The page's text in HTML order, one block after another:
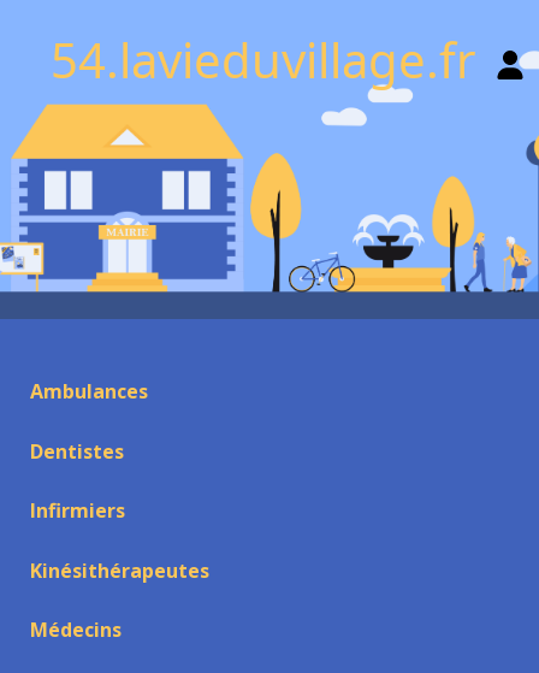
54.lavieduvillage.fr
Ambulances
Dentistes
Infirmiers
Kinésithérapeutes
Médecins